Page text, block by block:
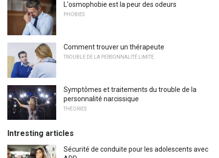
L'osmophobie est la peur des odeurs
PHOBIES
Comment trouver un thérapeute
TROUBLE DE LA PERSONNALITÉ LIMITE
Symptômes et traitements du trouble de la
personnalité narcissique
THÉORIES
Intresting articles
Sécurité de conduite pour les adolescents avec